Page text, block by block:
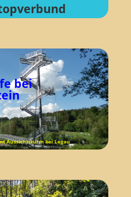
bei
Aussichtsturm bei Legau